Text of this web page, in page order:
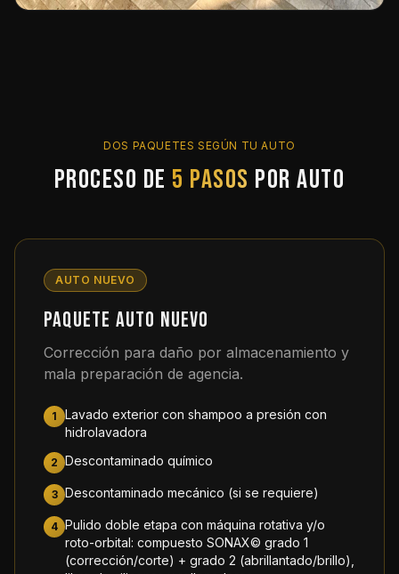
DOS PAQUETES SEGÚN TU AUTO
Proceso de 5 pasos por auto
AUTO NUEVO
Paquete Auto Nuevo
Corrección para daño por almacenamiento y
mala preparación de agencia.
1
Lavado exterior con shampoo a presión con
hidrolavadora
2 Descontaminado químico
3 Descontaminado mecánico (si se requiere)
4 Pulido doble etapa con máquina rotativa y/o
roto-orbital: compuesto SONAX© grado 1
(corrección/corte) + grado 2 (abrillantado/brillo),